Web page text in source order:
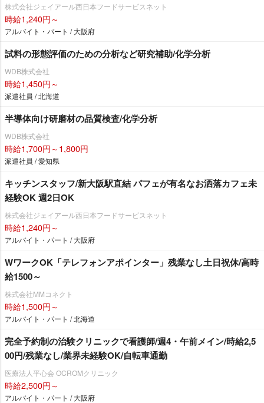
株式会社ジェイアール西日本フードサービスネット
時給1,240円～
アルバイト・パート / 大阪府
試料の形態評価のための分析など研究補助/化学分析
WDB株式会社
時給1,450円～
派遣社員 / 北海道
半導体向け研磨材の品質検査/化学分析
WDB株式会社
時給1,700円～1,800円
派遣社員 / 愛知県
キッチンスタッフ/新大阪駅直結 パフェが有名なお洒落カフェ未
経験OK 週2日OK
株式会社ジェイアール西日本フードサービスネット
時給1,240円～
アルバイト・パート / 大阪府
WワークOK「テレフォンアポインター」残業なし土日祝休/高時
給1500～
株式会社MMコネクト
時給1,500円～
アルバイト・パート / 北海道
完全予約制の治験クリニックで看護師/週4・午前メイン/時給2,5
00円/残業なし/業界未経験OK/自転車通勤
医療法人平心会 OCROMクリニック
時給2,500円～
アルバイト・パート / 大阪府